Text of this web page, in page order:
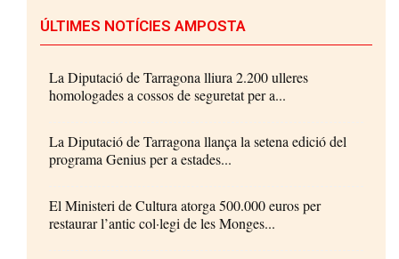
ÚLTIMES NOTÍCIES AMPOSTA
La Diputació de Tarragona lliura 2.200 ulleres
homologades a cossos de seguretat per a...
La Diputació de Tarragona llança la setena edició del
programa Genius per a estades...
El Ministeri de Cultura atorga 500.000 euros per
restaurar l’antic col·legi de les Monges...